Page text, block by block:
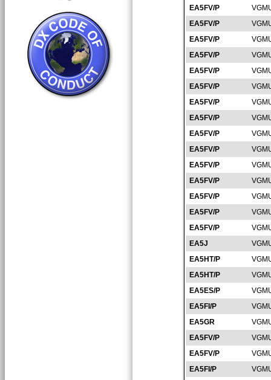
EA5FV/P
EA5FV/P
EA5FV/P
EA5FV/P
EA5FV/P
EA5FV/P
EA5FV/P
EA5FV/P
EA5FV/P
EA5FV/P
EA5FV/P
EA5FV/P
EA5FV/P
EA5FV/P
EA5FV/P
EA5J
EA5HT/P
EA5HT/P
EA5ES/P
EA5FI/P
EA5GR
EA5FV/P
EA5FV/P
EA5FI/P